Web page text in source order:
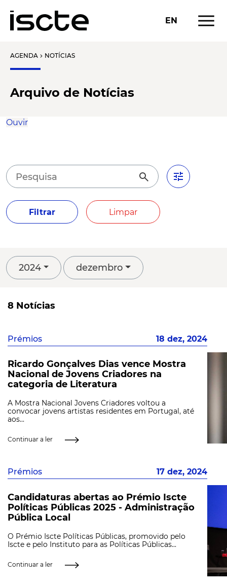
EN menu
AGENDA chevron_right NOTÍCIAS
Arquivo de Notícias
Ouvir
search tune
Filtrar Limpar
2024 dezembro
8 Notícias
Prémios 18 dez, 2024
Ricardo Gonçalves Dias vence Mostra
Nacional de Jovens Criadores na
categoria de Literatura
A Mostra Nacional Jovens Criadores voltou a
convocar jovens artistas residentes em Portugal, até
aos...
Continuar a ler
Prémios 17 dez, 2024
Candidaturas abertas ao Prémio Iscte
Políticas Públicas 2025 - Administração
Pública Local
O Prémio Iscte Políticas Públicas, promovido pelo
Iscte e pelo Instituto para as Políticas Públicas...
Continuar a ler